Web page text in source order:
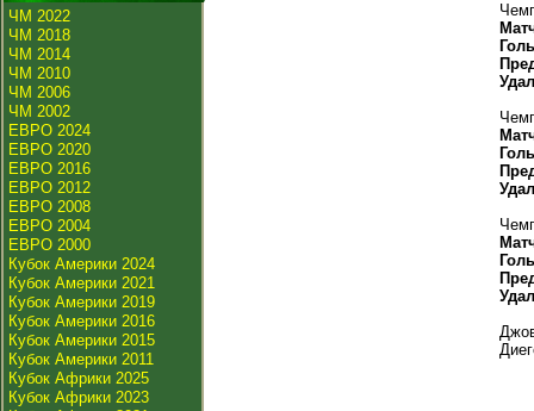
ЧМ 2022
ЧМ 2018
ЧМ 2014
ЧМ 2010
ЧМ 2006
ЧМ 2002
ЕВРО 2024
ЕВРО 2020
ЕВРО 2016
ЕВРО 2012
ЕВРО 2008
ЕВРО 2004
ЕВРО 2000
Кубок Америки 2024
Кубок Америки 2021
Кубок Америки 2019
Кубок Америки 2016
Кубок Америки 2015
Кубок Америки 2011
Кубок Африки 2025
Кубок Африки 2023